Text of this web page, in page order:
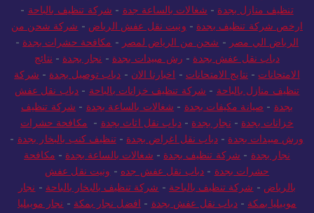
تنظيف منازل بجدة - شغالات بالساعة جدة - شركة تنظيف بالباحة -
ارخص شركة تنظيف بجدة - ونيت نقل عفش الرياض - شركة شحن من
الرياض الي مصر - شحن من الرياض لمصر - مكافحة حشرات بجدة -
دباب نقل عفش بجدة - رش مبيدات بجدة - نجار بجدة - نتائج
الامتحانات - نتايج الامتحانات - اخبارنا الان - دباب توصيل بجدة - شركة
تنظيف منازل بالباحة - شركة تنظيف خزانات بالباحة - دباب نقل عفش
بجدة - صيانة مكيفات بجدة - شغالات بالساعة بجدة - شركة تنظيف
خزانات بجدة - نجار بجدة - دباب نقل اثاث بجدة - مكافحة حشرات
ورش مبيدات بجدة -دباب نقل اغراض بجدة -تنظيف كنب بالبخار بجدة -
نجار بجدة - شركة تنظيف بجدة - شغالات بالساعة بجدة - مكافحة
حشرات بجدة - دباب نقل عفش جده - ونيت نقل عفش
بالرياض - شركة تنظيف بالباحة - شركة تنظيف بالبخار بالباحة - نجار
موبيليا بمكة -دباب نقل عفش بجدة - افضل نجار بمكة - نجار موبيليا